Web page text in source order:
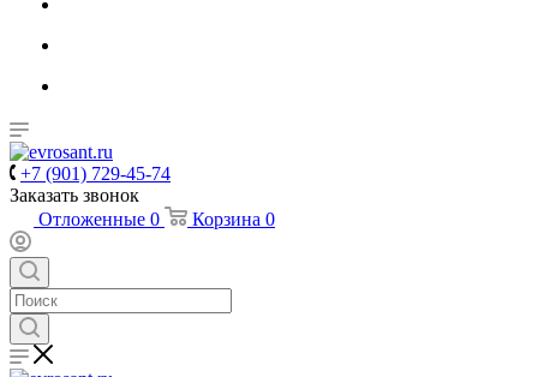
+7 (901) 729-45-74
Заказать звонок
Отложенные 0 Корзина 0